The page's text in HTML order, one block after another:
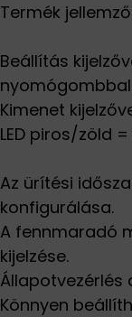
Termék
Beállítás
Kimenet
LED piros/zöld
Az ürítési
konfigurálása.
A fennmaradó
kijelzése.
Állapotvezérlés
Könnyen